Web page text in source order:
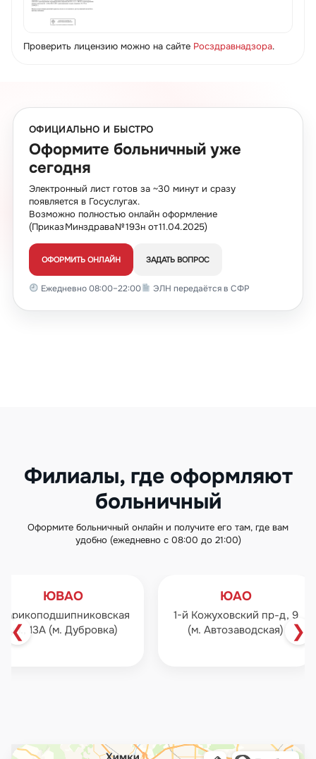
Проверить лицензию можно на сайте Росздравнадзора.
ОФИЦИАЛЬНО И БЫСТРО
Оформите больничный уже
сегодня
Электронный лист готов за ~30 минут и сразу
появляется в Госуслугах.
Возможно полностью онлайн оформление
(Приказ Минздрава № 193н от 11.04.2025)
ОФОРМИТЬ ОНЛАЙН ЗАДАТЬ ВОПРОС
Ежедневно 08:00–22:00 ЭЛН передаётся в СФР
Филиалы, где оформляют
больничный
Оформите больничный онлайн и получите его там, где вам
удобно (ежедневно с 08:00 до 21:00)
❮
1-й Кожуховский пр-д, 9
(м. Автозаводская)
ул.
(м.
❯